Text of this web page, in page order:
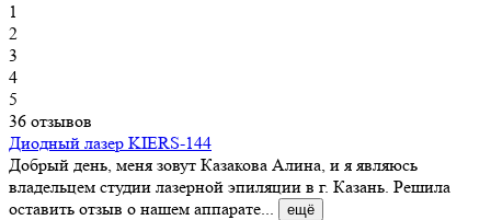
1
2
3
4
5
36 отзывов
Диодный лазер KIERS-144
Добрый день, меня зовут Казакова Алина, и я являюсь
владельцем студии лазерной эпиляции в г. Казань. Решила
оставить отзыв о нашем аппарате...
ещё